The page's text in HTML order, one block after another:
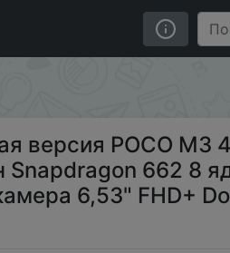
Snapdragon 662 8
версия POCO M3
Snapdragon 662 8
6,53" FHD+